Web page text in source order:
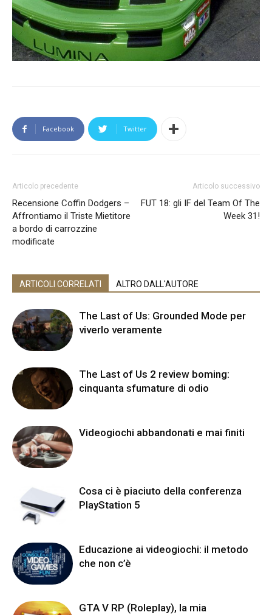
Facebook Twitter
Articolo precedente
Recensione Coffin Dodgers –
Affrontiamo il Triste Mietitore
a bordo di carrozzine
modificate
Articolo successivo
FUT 18: gli IF del Team Of The
Week 31!
ARTICOLI CORRELATI ALTRO DALL'AUTORE
The Last of Us: Grounded Mode per
viverlo veramente
The Last of Us 2 review boming:
cinquanta sfumature di odio
Videogiochi abbandonati e mai finiti
Cosa ci è piaciuto della conferenza
PlayStation 5
Educazione ai videogiochi: il metodo
che non c’è
GTA V RP (Roleplay), la mia